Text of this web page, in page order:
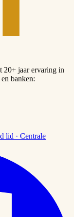
20+ jaar ervaring in
banken:
lid · Centrale